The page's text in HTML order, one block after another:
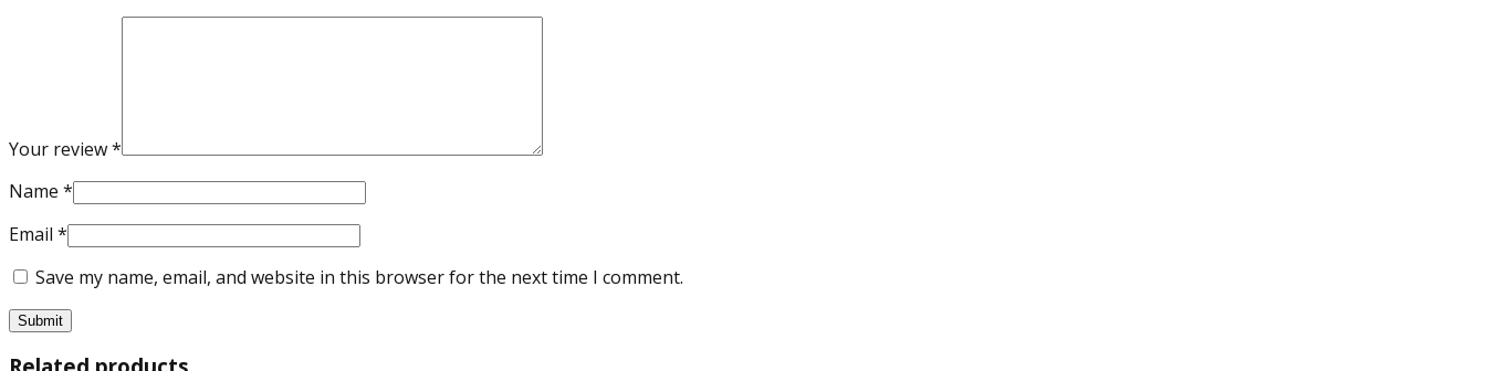
Your review*
Name *
Email *
Save my name, email, and website in this browser for the next time I comment.